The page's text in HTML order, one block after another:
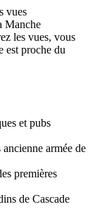
vues
Manche
les vues, vous
est proche du
et pubs
armée de
premières
de Cascade